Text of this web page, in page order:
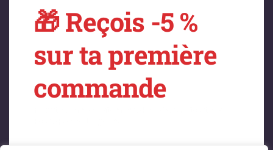
sur quelque chose
de fantastique –
revenez bientôt !
🎁 Reçois -5 %
sur ta première
commande